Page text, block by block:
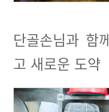
단골손님과 함
고 새로운 도약